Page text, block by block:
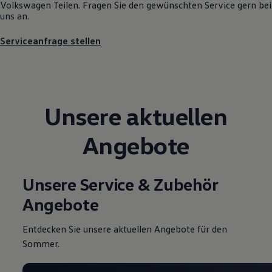
Motorenöl und Flüssigkeiten
Economy Service
Entertainment und Elektronik
Individualisieren
Wallbox und Ladekabel
Digitale Extras
Dienste für Ihr Modell finden
Volkswagen Apps, Login und Shop
Updates für Software, Karten und Radio
Vorgängermodelle
Volkswagen Kundenbetreuung
Digitale Betriebsanleitung
Volkswagen Teilen. Fragen Sie den gewünschten Service gern bei
uns an.
Serviceanfrage stellen
Unsere aktuellen
Angebote
Unsere Service & Zubehör
Angebote
Entdecken Sie unsere aktuellen Angebote für den
Sommer.